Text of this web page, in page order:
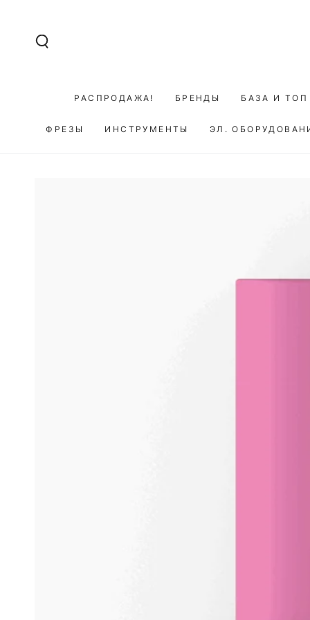
РАСПРОДАЖА! БРЕНДЫ БАЗА И ТОП
ФРЕЗЫ ИНСТРУМЕНТЫ ЭЛ.